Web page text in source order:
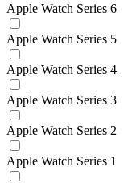
Apple Watch Series 6
Apple Watch Series 5
Apple Watch Series 4
Apple Watch Series 3
Apple Watch Series 2
Apple Watch Series 1